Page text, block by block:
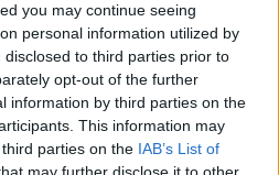
you may continue seeing
personal information utilized by
to third parties prior to
opt-out of the further
information by third parties on the
This information may
parties on the IAB’s List of
may further disclose it to other
26|15:44
στην υποχρεωτική
τιμολόγηση μέσω
ζητούν Βιοτεχνικό
Αθήνας -
Σύλλογος Αθηνών